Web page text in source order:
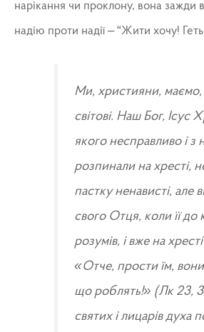
нарікання чи проклону, вона зажди
надію проти надії – “Жити хочу!
Ми, християни,
світові. Наш Бог, Ісус
якого несправливо і з
розпинали на хресті,
пастку ненависті, але
свого Отця, коли її до
розумів, і вже на
«Отче, прости їм,
що роблять!» (Лк 23,
святих і лицарів духа